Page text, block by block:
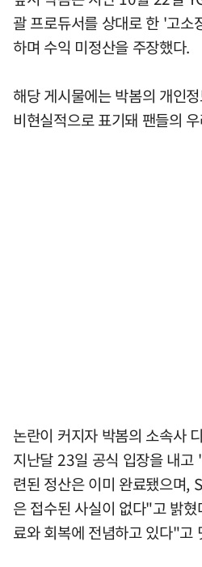
괄 프로듀서를 상대로 한 '고소
하며 수익 미정산을 주장했다.
해당 게시물에는 박봄의 개인
비현실적으로 표기돼 팬들의
논란이 커지자 박봄의 소속사
지난달 23일 공식 입장을 내
련된 정산은 이미 완료됐으며,
은 접수된 사실이 없다"고 밝
료와 회복에 전념하고 있다"고